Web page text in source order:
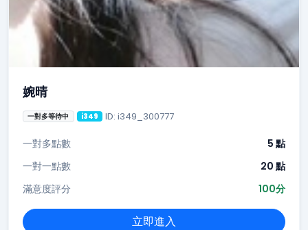
婉晴
一對多等待中 i349 ID: i349_300777
一對多點數
5 點
一對一點數
20 點
滿意度評分
100分
立即進入